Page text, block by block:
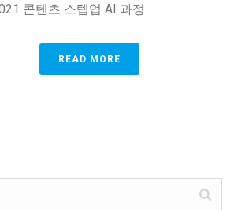
콘텐츠 스텝업 AI 과정
READ MORE